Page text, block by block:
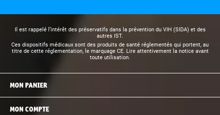
Il est rappelé l’intérêt des préservatifs dans la prévention du VIH (SIDA) et des
autres IST.
Ces dispositifs médicaux sont des produits de santé réglementés qui portent, au
titre de cette réglementation, le marquage CE. Lire attentivement la notice avant
toute utilisation.
MON PANIER
MON COMPTE